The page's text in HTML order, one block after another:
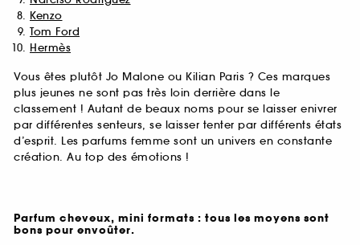
Kenzo
Tom Ford
Hermès
Vous êtes plutôt Jo Malone ou Kilian Paris ? Ces marques
plus jeunes ne sont pas très loin derrière dans le
classement ! Autant de beaux noms pour se laisser enivrer
par différentes senteurs, se laisser tenter par différents états
d’esprit. Les parfums femme sont un univers en constante
création. Au top des émotions !
Parfum cheveux, mini formats : tous les moyens sont
bons pour envoûter.